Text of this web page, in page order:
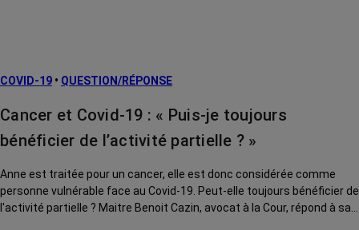
COVID-19 • QUESTION/RÉPONSE
Cancer et Covid-19 : « Puis-je toujours
bénéficier de l’activité partielle ? »
Anne est traitée pour un cancer, elle est donc considérée comme
personne vulnérable face au Covid-19. Peut-elle toujours bénéficier de
l'activité partielle ? Maitre Benoit Cazin, avocat à la Cour, répond à sa